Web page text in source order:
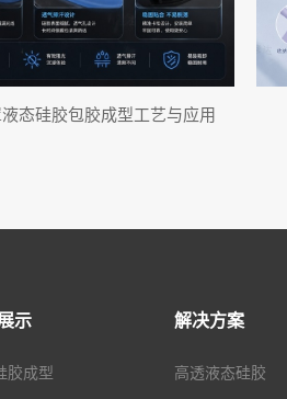
态硅胶包胶成型工艺与应用
示
胶成型
解决方案
高透液态硅胶